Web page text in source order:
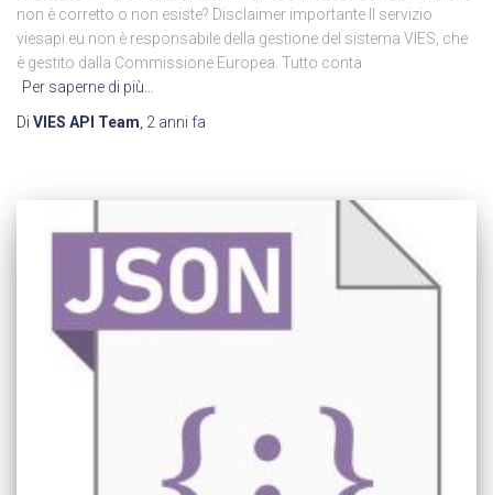
non è corretto o non esiste? Disclaimer importante Il servizio
viesapi.eu non è responsabile della gestione del sistema VIES, che
è gestito dalla Commissione Europea. Tutto conta
Per saperne di più…
Di VIES API Team 2 anni fa